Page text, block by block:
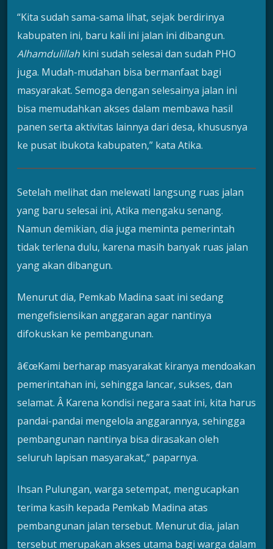
“Kita sudah sama-sama lihat, sejak berdirinya
kabupaten ini, baru kali ini jalan ini dibangun.
Alhamdulillah kini sudah selesai dan sudah PHO
juga. Mudah-mudahan bisa bermanfaat bagi
masyarakat. Semoga dengan selesainya jalan ini
bisa memudahkan akses dalam membawa hasil
panen serta aktivitas lainnya dari desa, khususnya
ke pusat ibukota kabupaten,” kata Atika.
Setelah melihat dan melewati langsung ruas jalan
yang baru selesai ini, Atika mengaku senang.
Namun demikian, dia juga meminta pemerintah
tidak terlena dulu, karena masih banyak ruas jalan
yang akan dibangun.
Menurut dia, Pemkab Madina saat ini sedang
mengefisiensikan anggaran agar nantinya
difokuskan ke pembangunan.
â€œKami berharap masyarakat kiranya mendoakan
pemerintahan ini, sehingga lancar, sukses, dan
selamat. Â Karena kondisi negara saat ini, kita harus
pandai-pandai mengelola anggarannya, sehingga
pembangunan nantinya bisa dirasakan oleh
seluruh lapisan masyarakat,” paparnya.
Ihsan Pulungan, warga setempat, mengucapkan
terima kasih kepada Pemkab Madina atas
pembangunan jalan tersebut. Menurut dia, jalan
tersebut merupakan akses utama bagi warga dalam